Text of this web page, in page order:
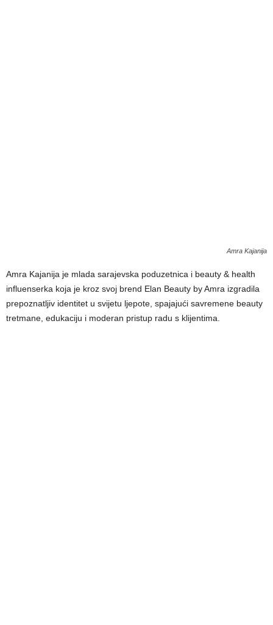
Amra Kajanija
Amra Kajanija je mlada sarajevska poduzetnica i beauty & health
influenserka koja je kroz svoj brend Elan Beauty by Amra izgradila
prepoznatljiv identitet u svijetu ljepote, spajajući savremene beauty
tretmane, edukaciju i moderan pristup radu s klijentima.